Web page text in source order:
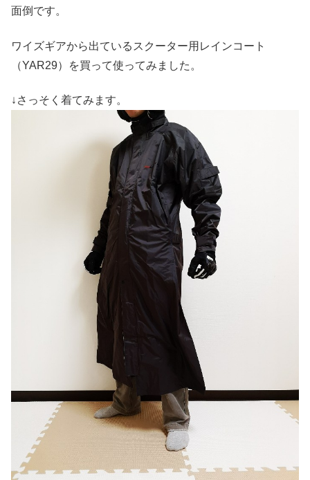
面倒です。
ワイズギアから出ているスクーター用レインコート
（YAR29）を買って使ってみました。
↓さっそく着てみます。